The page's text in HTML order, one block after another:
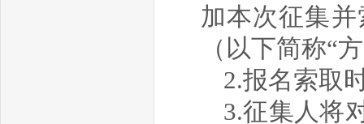
加本次征集
（以下简称“
2.报名索取
3.征集人将